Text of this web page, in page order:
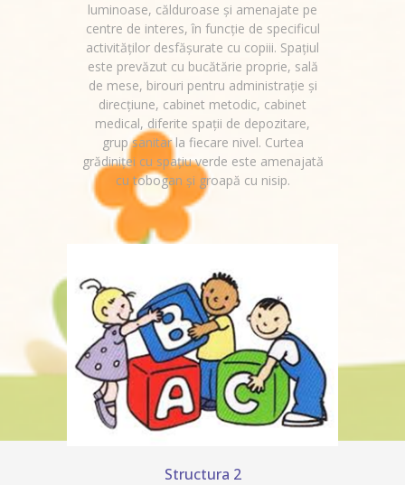
luminoase, călduroase și amenajate pe
centre de interes, în funcție de specificul
activităților desfășurate cu copiii. Spațiul
este prevăzut cu bucătărie proprie, sală
de mese, birouri pentru administrație și
direcțiune, cabinet metodic, cabinet
medical, diferite spații de depozitare,
grup sanitar la fiecare nivel. Curtea
grădiniței cu spațiu verde este amenajată
cu tobogan și groapă cu nisip.
Structura 2